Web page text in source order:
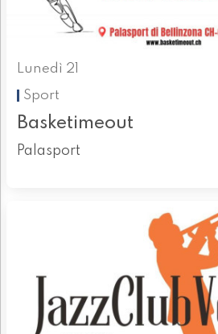
Lunedì 21
Sport
Basketimeout
Palasport